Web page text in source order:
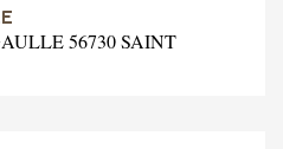
56730 SAINT